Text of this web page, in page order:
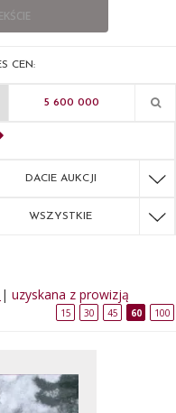
CEN:
DACIE AUKCJI
WSZYSTKIE
| uzyskana z prowizją
15 30 45 60 100